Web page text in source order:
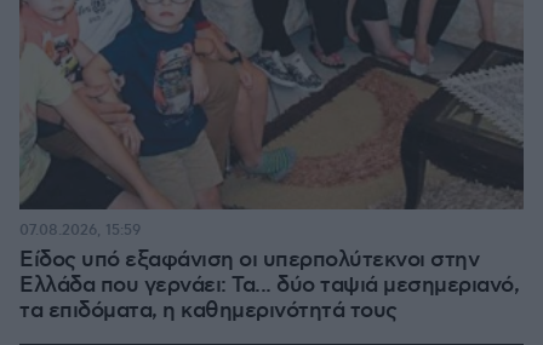
Είδος υπό εξαφάνιση οι υπερπολύτεκνοι στην
Ελλάδα που γερνάει: Τα... δύο ταψιά μεσημεριανό,
τα επιδόματα, η καθημερινότητά τους
07.08.2026, 15:59